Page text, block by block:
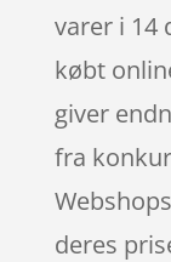
varer i 14
købt
giver
fra
deres